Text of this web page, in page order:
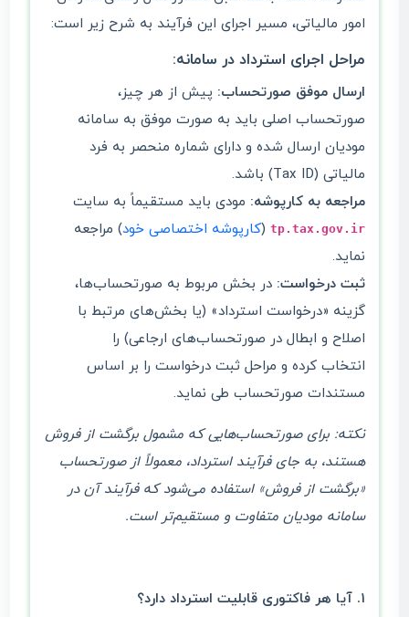
امور مالیاتی، مسیر اجرای این فرآیند به شرح زیر است:
مراحل اجرای استرداد در سامانه:
ارسال موفق صورتحساب: پیش از هر چیز،
صورتحساب اصلی باید به صورت موفق به سامانه
مودیان ارسال شده و دارای شماره منحصر به فرد
مالیاتی (Tax ID) باشد.
مراجعه به کارپوشه: مودی باید مستقیماً به سایت
tp.tax.gov.ir
(کارپوشه اختصاصی خود) مراجعه
نماید.
ثبت درخواست: در بخش مربوط به صورتحساب‌ها،
گزینه «درخواست استرداد» (یا بخش‌های مرتبط با
اصلاح و ابطال در صورتحساب‌های ارجاعی) را
انتخاب کرده و مراحل ثبت درخواست را بر اساس
مستندات صورتحساب طی نماید.
نکته: برای صورتحساب‌هایی که مشمول برگشت از فروش
هستند، به جای فرآیند استرداد، معمولاً از صورتحساب
«برگشت از فروش» استفاده می‌شود که فرآیند آن در
سامانه مودیان متفاوت و مستقیم‌تر است.
۱. آیا هر فاکتوری قابلیت استرداد دارد؟